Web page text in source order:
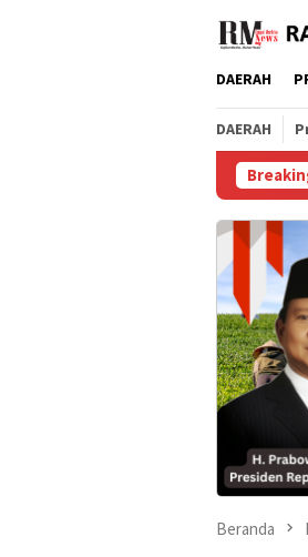
DAERAH
DAERAH
Award 2026, Kinerja
Beranda